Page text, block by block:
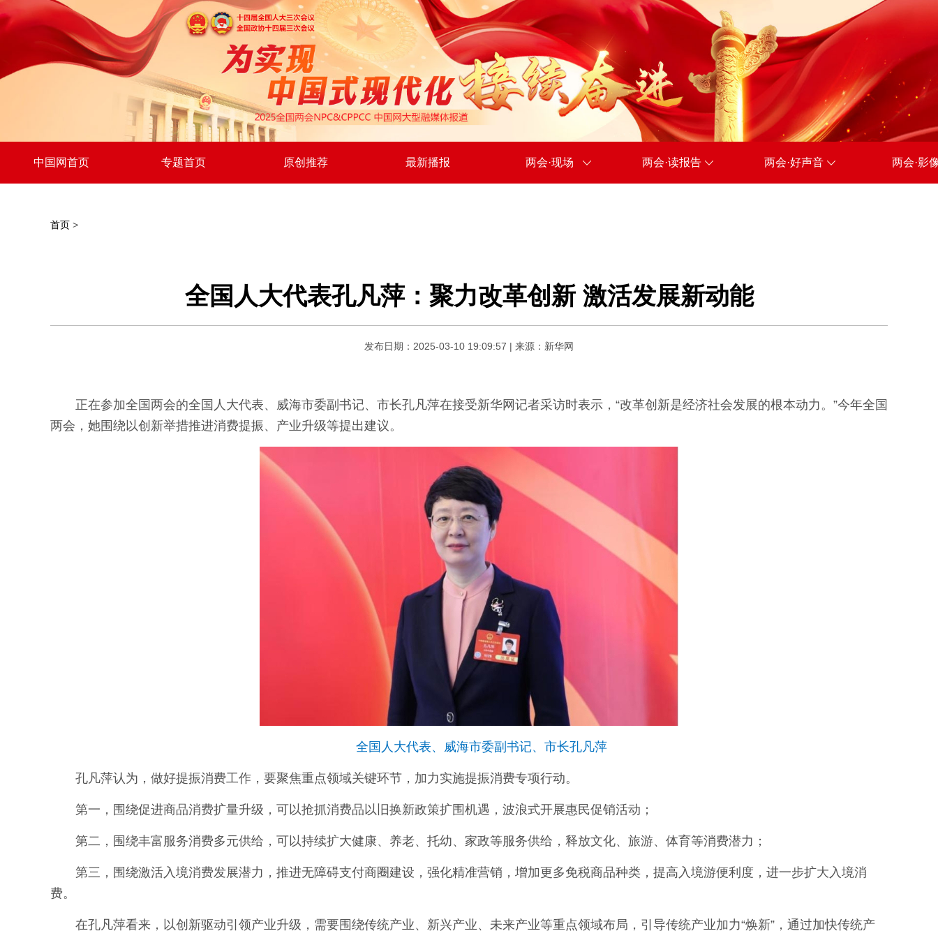
中国网首页 专题首页 原创推荐 最新播报 两会·现场 两会·读报告 两会·好声音 两会·影
首页 >
全国人大代表孔凡萍：聚力改革创新 激活发展新动能
发布日期： 2025-03-10 19:09:57 | 来源：新华网
正在参加全国两会的全国人大代表、威海市委副书记、市长孔凡萍在接受新华网记者采访时表示，“改革创新是经济社会发展的根本动力。”今年全国
两会，她围绕以创新举措推进消费提振、产业升级等提出建议。
全国人大代表、威海市委副书记、市长孔凡萍
孔凡萍认为，做好提振消费工作，要聚焦重点领域关键环节，加力实施提振消费专项行动。
第一，围绕促进商品消费扩量升级，可以抢抓消费品以旧换新政策扩围机遇，波浪式开展惠民促销活动；
第二，围绕丰富服务消费多元供给，可以持续扩大健康、养老、托幼、家政等服务供给，释放文化、旅游、体育等消费潜力；
第三，围绕激活入境消费发展潜力，推进无障碍支付商圈建设，强化精准营销，增加更多免税商品种类，提高入境游便利度，进一步扩大入境消
费。
在孔凡萍看来，以创新驱动引领产业升级，需要围绕传统产业、新兴产业、未来产业等重点领域布局，引导传统产业加力“焕新”，通过加快传统产